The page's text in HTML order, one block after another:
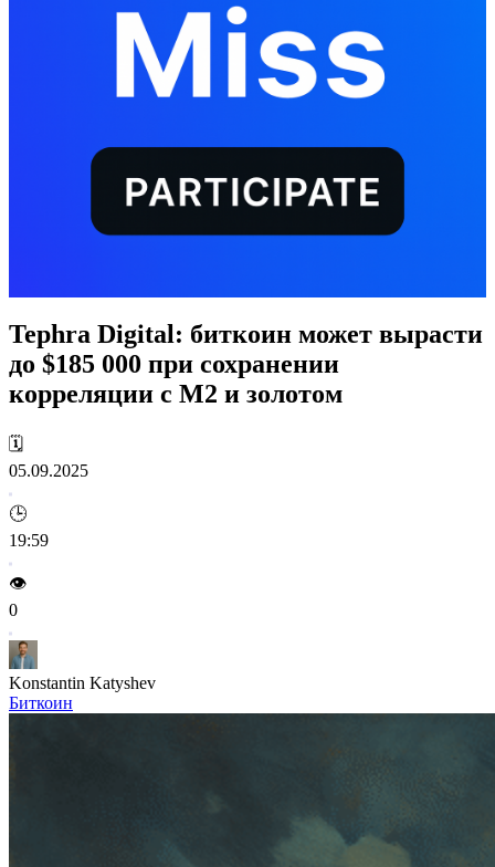
Tephra Digital: биткоин может вырасти
до $185 000 при сохранении
корреляции с M2 и золотом
🗓️
05.09.2025
🕒
19:59
👁️
0
Konstantin Katyshev
Биткоин